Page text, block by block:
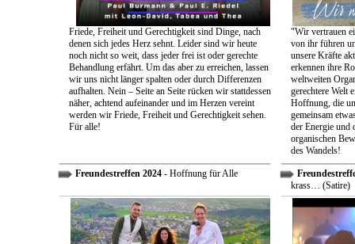
Friede, Freiheit und Gerechtigkeit sind Dinge, nach
denen sich jedes Herz sehnt. Leider sind wir heute
noch nicht so weit, dass jeder frei ist oder gerechte
Behandlung erfährt. Um das aber zu erreichen, lassen
wir uns nicht länger spalten oder durch Differenzen
aufhalten. Nein – Seite an Seite rücken wir stattdessen
näher, achtend aufeinander und im Herzen vereint
werden wir Friede, Freiheit und Gerechtigkeit sehen.
Für alle!
"Wir vertrauen
von ihr führen
unsere Kräfte
erkennen ihre
weltweiten
gerechtere Welt
Hoffnung, die
gemeinsam
der Energie und
organischen
des Wandels!
Freundestreffen 2024- Hoffnung für Alle
krass… (Satire)